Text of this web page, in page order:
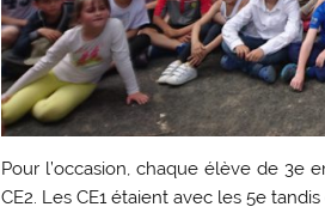
Pour l’occasion, chaque élève de 3e
CE2. Les CE1 étaient avec les 5e